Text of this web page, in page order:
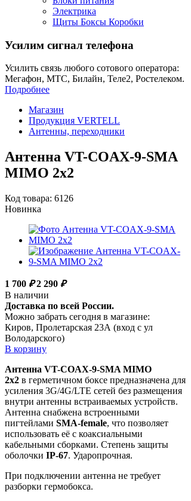
Электрика
Щиты Боксы Коробки
Усилим сигнал телефона
Усилить связь любого сотового оператора:
Мегафон, МТС, Билайн, Теле2, Ростелеком.
Подробнее
Магазин
Продукция VERTELL
Антенны, переходники
Антенна VT-COAX-9-SMA
MIMO 2x2
Код товара: 6126
Новинка
1 700 ₽ 2 290 ₽
В наличии
Доставка по всей России.
Можно забрать сегодня в магазине:
Киров, Пролетарская 23А (вход с ул
Володарского)
В корзину
Антенна VT-COAX-9-SMA MIMO
2x2 в герметичном боксе предназначена для
усиления 3G/4G/LTE сетей без размещения
внутри антенны встраиваемых устройств.
Антенна снабжена встроенными
пигтейлами SMA-female, что позволяет
использовать её с коаксиальными
кабельными сборками. Степень защиты
оболочки IP-67. Ударопрочная.
При подключении антенна не требует
разборки гермобокса.